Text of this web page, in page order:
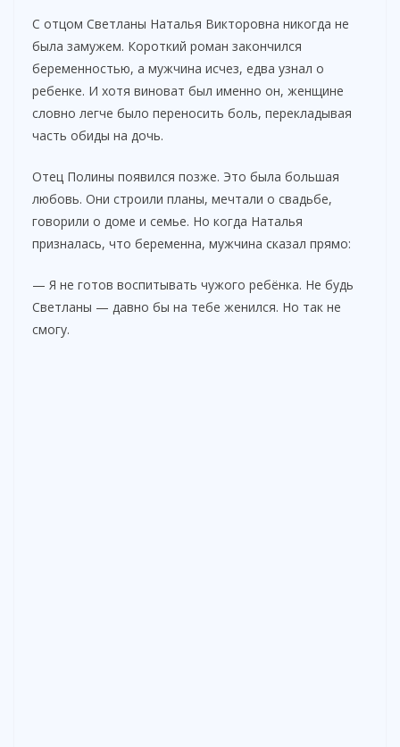
С отцом Светланы Наталья Викторовна никогда не
была замужем. Короткий роман закончился
беременностью, а мужчина исчез, едва узнал о
ребенке. И хотя виноват был именно он, женщине
словно легче было переносить боль, перекладывая
часть обиды на дочь.
Отец Полины появился позже. Это была большая
любовь. Они строили планы, мечтали о свадьбе,
говорили о доме и семье. Но когда Наталья
призналась, что беременна, мужчина сказал прямо:
— Я не готов воспитывать чужого ребёнка. Не будь
Светланы — давно бы на тебе женился. Но так не
смогу.